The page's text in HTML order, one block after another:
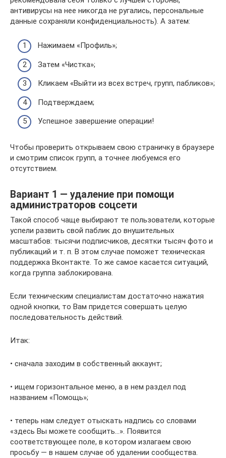
антивирусы на нее никогда не ругались, персональные
данные сохраняли конфиденциальность). А затем:
Нажимаем «Профиль»;
Затем «Чистка»;
Кликаем «Выйти из всех встреч, групп, пабликов»;
Подтверждаем;
Успешное завершение операции!
Чтобы проверить открываем свою страничку в браузере
и смотрим список групп, а точнее любуемся его
отсутствием.
Вариант 1 — удаление при помощи
администраторов соцсети
Такой способ чаще выбирают те пользователи, которые
успели развить свой паблик до внушительных
масштабов: тысячи подписчиков, десятки тысяч фото и
публикаций и т. п. В этом случае поможет техническая
поддержка Вконтакте. То же самое касается ситуаций,
когда группа заблокирована.
Если техническим специалистам достаточно нажатия
одной кнопки, то Вам придется совершать целую
последовательность действий.
Итак:
• сначала заходим в собственный аккаунт;
• ищем горизонтальное меню, а в нем раздел под
названием «Помощь»;
• теперь нам следует отыскать надпись со словами
«здесь Вы можете сообщить…». Появится
соответствующее поле, в котором излагаем свою
просьбу — в нашем случае об удалении сообщества.